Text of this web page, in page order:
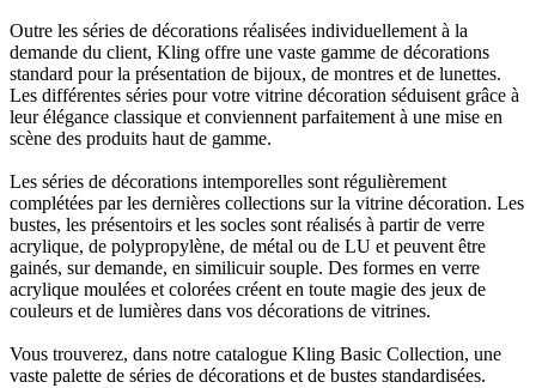
Outre les séries de décorations réalisées individuellement à la
demande du client, Kling offre une vaste gamme de décorations
standard pour la présentation de bijoux, de montres et de lunettes.
Les différentes séries pour votre vitrine décoration séduisent grâce à
leur élégance classique et conviennent parfaitement à une mise en
scène des produits haut de gamme.
Les séries de décorations intemporelles sont régulièrement
complétées par les dernières collections sur la vitrine décoration. Les
bustes, les présentoirs et les socles sont réalisés à partir de verre
acrylique, de polypropylène, de métal ou de LU et peuvent être
gainés, sur demande, en similicuir souple. Des formes en verre
acrylique moulées et colorées créent en toute magie des jeux de
couleurs et de lumières dans vos décorations de vitrines.
Vous trouverez, dans notre catalogue Kling Basic Collection, une
vaste palette de séries de décorations et de bustes standardisées.